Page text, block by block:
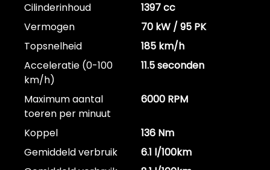
Cilinderinhoud
1397 cc
Vermogen
70 kW / 95 PK
Topsnelheid
185 km/h
Acceleratie (0-100
km/h)
11.5 seconden
Maximum aantal
toeren per minuut
6000 RPM
Koppel
136 Nm
Gemiddeld verbruik
6.1 l/100km